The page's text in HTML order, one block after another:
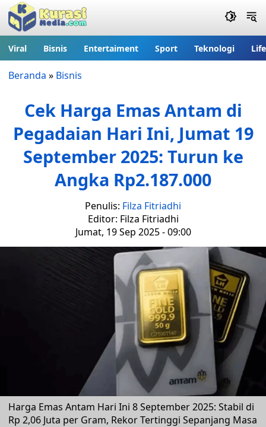
Viral Bisnis Entertaiment Sport Teknologi
Beranda » Bisnis
Cek Harga Emas Antam di
Pegadaian Hari Ini, Jumat 19
September 2025: Turun ke
Angka Rp2.187.000
Penulis: Filza Fitriadhi
Editor: Filza Fitriadhi
Jumat, 19 Sep 2025 - 09:00
Harga Emas Antam Hari Ini 8 September 2025: Stabil di
Rp 2,06 Juta per Gram, Rekor Tertinggi Sepanjang Masa